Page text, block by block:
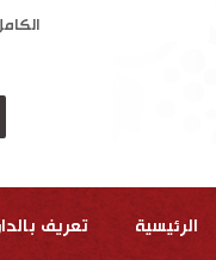
الكامل
الرئيسية تعريف